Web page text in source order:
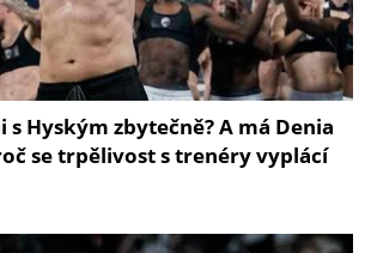
s Hyským zbytečně? A má Denia
se trpělivost s trenéry vyplácí